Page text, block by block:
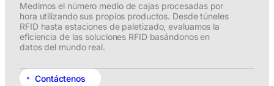
Medimos el número medio de cajas procesadas por
hora utilizando sus propios productos. Desde túneles
RFID hasta estaciones de paletizado, evaluamos la
eficiencia de las soluciones RFID basándonos en
datos del mundo real.
Contáctenos